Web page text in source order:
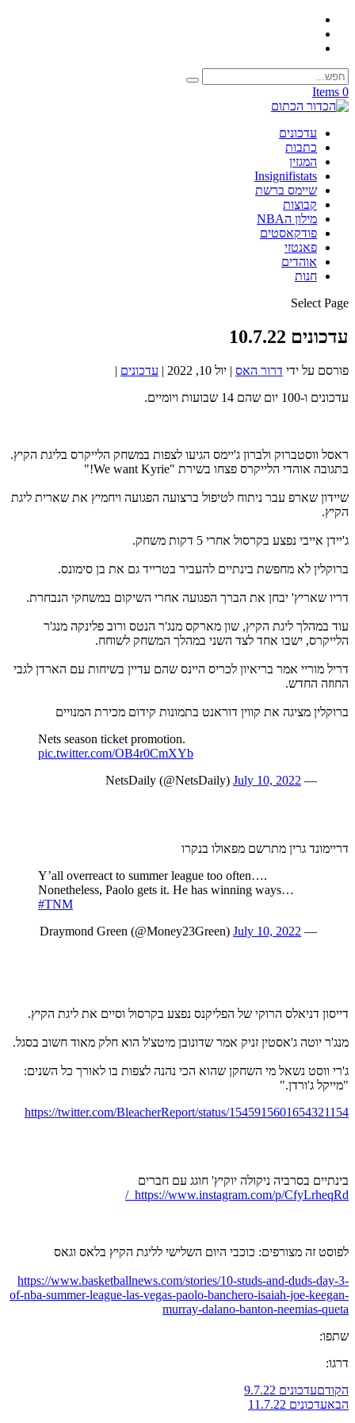
0 Items
עדכונים
כתבות
המגזין
Insignifistats
שיימס ברשת
קבוצות
מילון הNBA
פודקאסטים
פאנטזי
אוהדים
חנות
Select Page
עדכונים 10.7.22
פורסם על ידי דרור האס | יול 10, 2022 | עדכונים |
עדכונים ו-100 יום שהם 14 שבועות ויומיים.
ראסל ווסטברוק ולברון ג'יימס הגיעו לצפות במשחק הלייקרס בליגת הקיץ.
בתגובה אוהדי הלייקרס פצחו בשירת "We want Kyrie!"
שיידון שארפ עבר ניתוח לטיפול ברצועה הפגועה ויחמיץ את שארית ליגת
הקיץ.
ג'יידן אייבי נפצע בקרסול אחרי 5 דקות משחק.
ברוקלין לא מחפשת בינתיים להעביר בטרייד גם את בן סימונס.
דריו שאריץ' יבחן את הברך הפגועה אחרי השיקום במשחקי הנבחרת.
עוד במהלך ליגת הקיץ, שון מארקס מנג'ר הנטס ורוב פלינקה מנג'ר
הלייקרס, ישבו אחד לצד השני במהלך המשחק לשוחח.
דריל מוריי אמר בריאיון לכריס היינס שהם עדיין בשיחות עם הארדן לגבי
החוזה החדש.
ברוקלין מציגה את קווין דוראנט בתמונות קידום מכירת המנויים
Nets season ticket promotion.
pic.twitter.com/OB4r0CmXYb
— NetsDaily (@NetsDaily)
July 10, 2022
דריימונד גרין מתרשם מפאולו בנקרו
Y’all overreact to summer league too often….
Nonetheless, Paolo gets it. He has winning ways…
#TNM
— Draymond Green (@Money23Green)
July 10, 2022
דייסון דניאלס הרוקי של הפליקנס נפצע בקרסול וסיים את ליגת הקיץ.
מנג'ר יוטה ג'אסטין זניק אמר שדונובן מיטצ'ל הוא חלק מאוד חשוב בסגל.
ג'רי ווסט נשאל מי השחקן שהוא הכי נהנה לצפות בו לאורך כל השנים:
"מייקל ג'ורדן."
https://twitter.com/BleacherReport/status/1545915601654321154
בינתיים בסרביה ניקולה יוקיץ' חוגג עם חברים
https://www.instagram.com/p/CfyLrheqRd_/
לפוסט זה מצורפים: כוכבי היום השלישי לליגת הקיץ בלאס וגאס
https://www.basketballnews.com/stories/10-studs-and-duds-day-3-
of-nba-summer-league-las-vegas-paolo-banchero-isaiah-joe-keegan-
murray-dalano-banton-neemias-queta
שתפו:
דרגו:
הקודםעדכונים 9.7.22
הבאעדכונים 11.7.22